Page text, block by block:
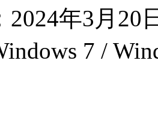
2024年3月20
7 /